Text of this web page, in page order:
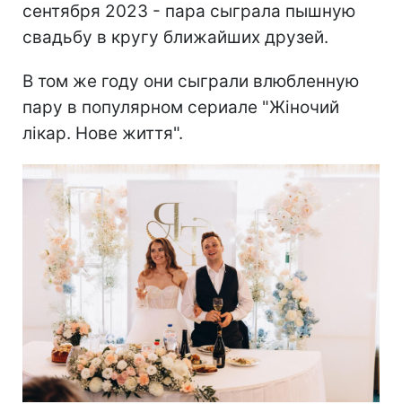
сентября 2023 - пара сыграла пышную
свадьбу в кругу ближайших друзей.
В том же году они сыграли влюбленную
пару в популярном сериале "Жіночий
лікар. Нове життя".